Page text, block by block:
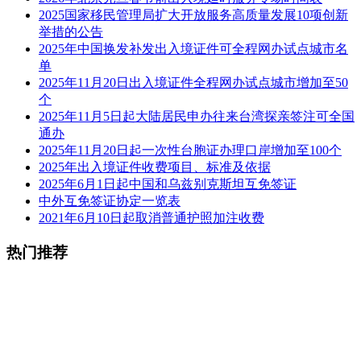
2025国家移民管理局扩大开放服务高质量发展10项创新
举措的公告
2025年中国换发补发出入境证件可全程网办试点城市名
单
2025年11月20日出入境证件全程网办试点城市增加至50
个
2025年11月5日起大陆居民申办往来台湾探亲签注可全国
通办
2025年11月20日起一次性台胞证办理口岸增加至100个
2025年出入境证件收费项目、标准及依据
2025年6月1日起中国和乌兹别克斯坦互免签证
中外互免签证协定一览表
2021年6月10日起取消普通护照加注收费
热门推荐